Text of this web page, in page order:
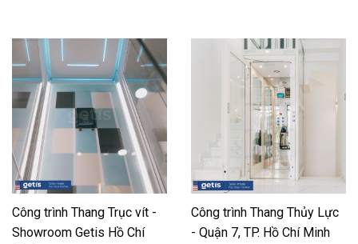
Công trình Thang Trục vít -
Showroom Getis Hồ Chí
Công trình Thang Thủy Lực
- Quận 7, TP. Hồ Chí Minh